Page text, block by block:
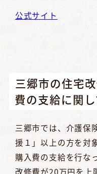
公式サイト
三郷市の住宅
費の支給に関し
三郷市では、介護保
援１」以上の方を対
購入費の支給を行な
改修費が20万円を上